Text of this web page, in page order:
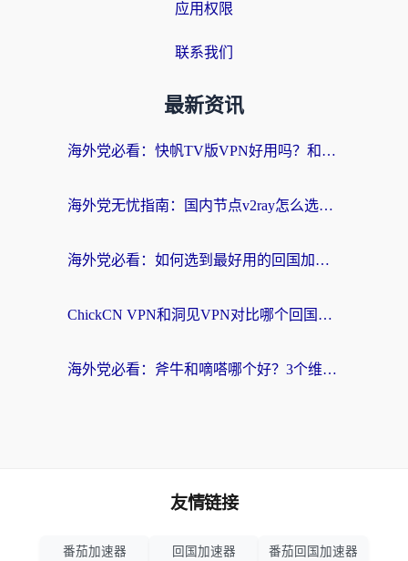
应用权限
联系我们
最新资讯
海外党必看：快帆TV版VPN好用吗？和快游VPN对比哪个回国效果更好？附实用避坑指南
海外党无忧指南：国内节点v2ray怎么选？一键回国VPN+多场景实测帮你避坑
海外党必看：如何选到最好用的回国加速器？从节点到售后的全维度指南
ChickCN VPN和洞见VPN对比哪个回国效果更好？海外党亲测3款加速器+避坑指南
海外党必看：斧牛和嘀嗒哪个好？3个维度教你选对回国加速器
友情链接
番茄加速器 回国加速器 番茄回国加速器